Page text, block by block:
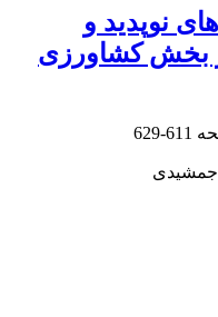
نوپدید و
بخش کشاورزی
611-629
جمشیدی